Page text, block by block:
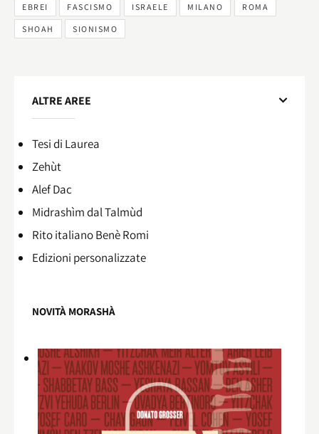
EBREI FASCISMO ISRAELE MILANO ROMA
SHOAH SIONISMO
ALTRE AREE
Tesi di Laurea
Zehùt
Alef Dac
Midrashìm dal Talmùd
Rito italiano Benè Romi​
Edizioni personalizzate
NOVITÀ MORASHÀ